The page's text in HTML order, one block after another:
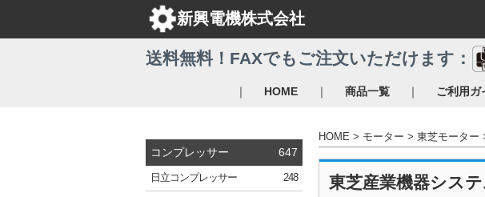
新興電機株式会社
｜ HOME ｜ 商品一覧 ｜ ご利用ガ
コンプレッサー 647
日立コンプレッサー 248
送料無料！FAXでもご注文いただけます：
HOME モーター 東芝モーター
東芝産業機器シス